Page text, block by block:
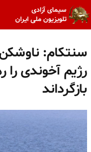
سیمای آزادی
تلویزیون ملی ایران
سنتکام:
رژیم آخوندی
بازگرداند